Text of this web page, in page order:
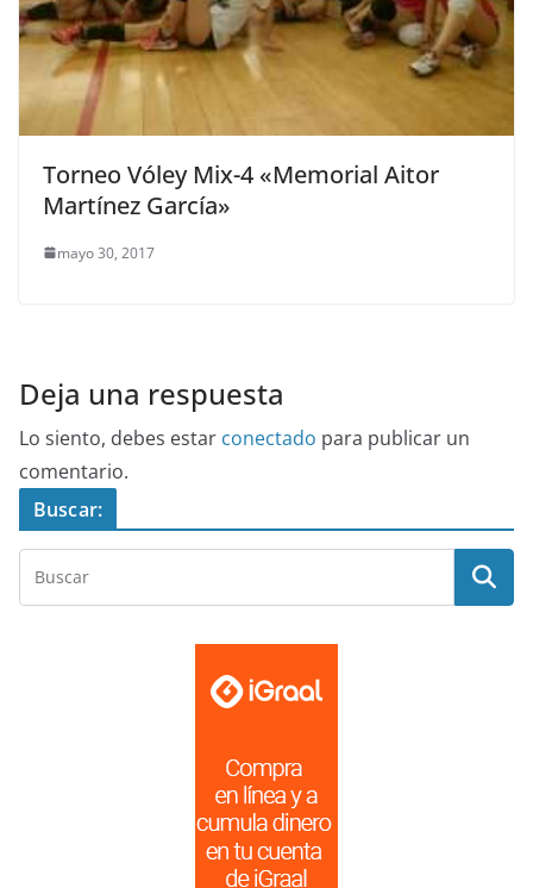
Torneo Vóley Mix-4 «Memorial Aitor
Martínez García»
mayo 30, 2017
Deja una respuesta
Lo siento, debes estar conectado para publicar un
comentario.
Buscar: